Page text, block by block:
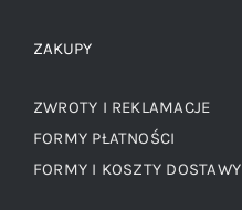
ZAKUPY
ZWROTY I REKLAMACJE
FORMY PŁATNOŚCI
FORMY I KOSZTY DOSTAWY